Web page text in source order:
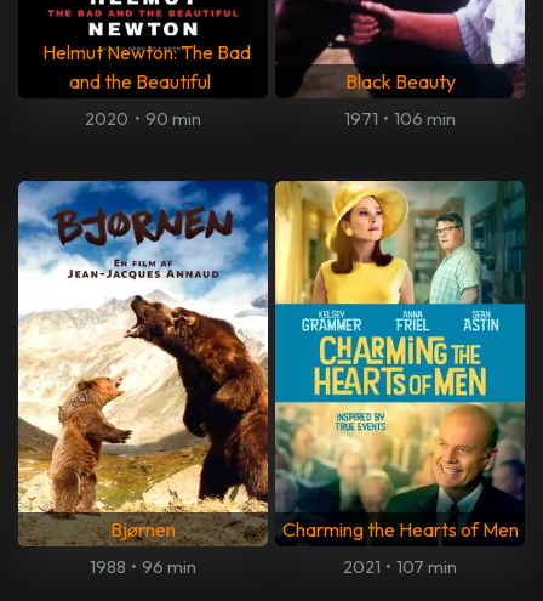
Helmut Newton: The Bad
and the Beautiful
2020 • 90 min
Black Beauty
1971 • 106 min
Bjørnen
1988 • 96 min
Charming the Hearts of Men
2021 • 107 min